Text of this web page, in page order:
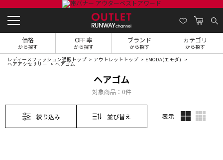
価格
から探す
OFF 率
から探す
ブランド
から探す
カテゴリ
から探す
レディースファッション通販トップ アウトレットトップ EMODA(エモダ)
ヘアアクセサリー ヘアゴム
ヘアゴム
対象商品： 0件
絞り込み 並び替え 表示